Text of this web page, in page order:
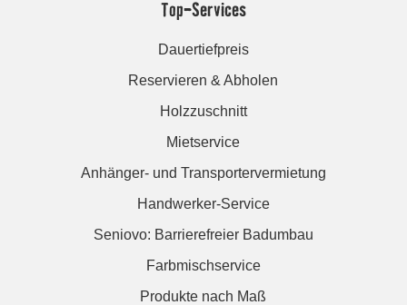
Top-Services
Dauertiefpreis
Reservieren & Abholen
Holzzuschnitt
Mietservice
Anhänger- und Transportervermietung
Handwerker-Service
Seniovo: Barrierefreier Badumbau
Farbmischservice
Produkte nach Maß